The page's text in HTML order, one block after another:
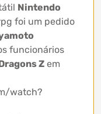
Nintendo
foi um pedido
funcionários
Z em
watch?